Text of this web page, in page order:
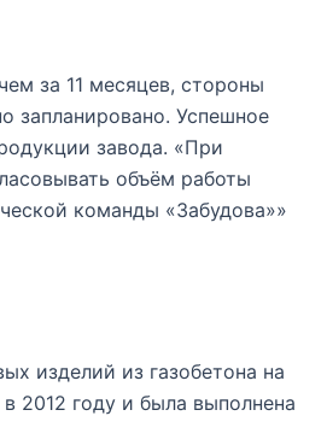
за 11 месяцев, стороны
запланировано. Успешное
завода. «При
объём работы
команды «Забудова»»
изделий из газобетона на
2012 году и была выполнена